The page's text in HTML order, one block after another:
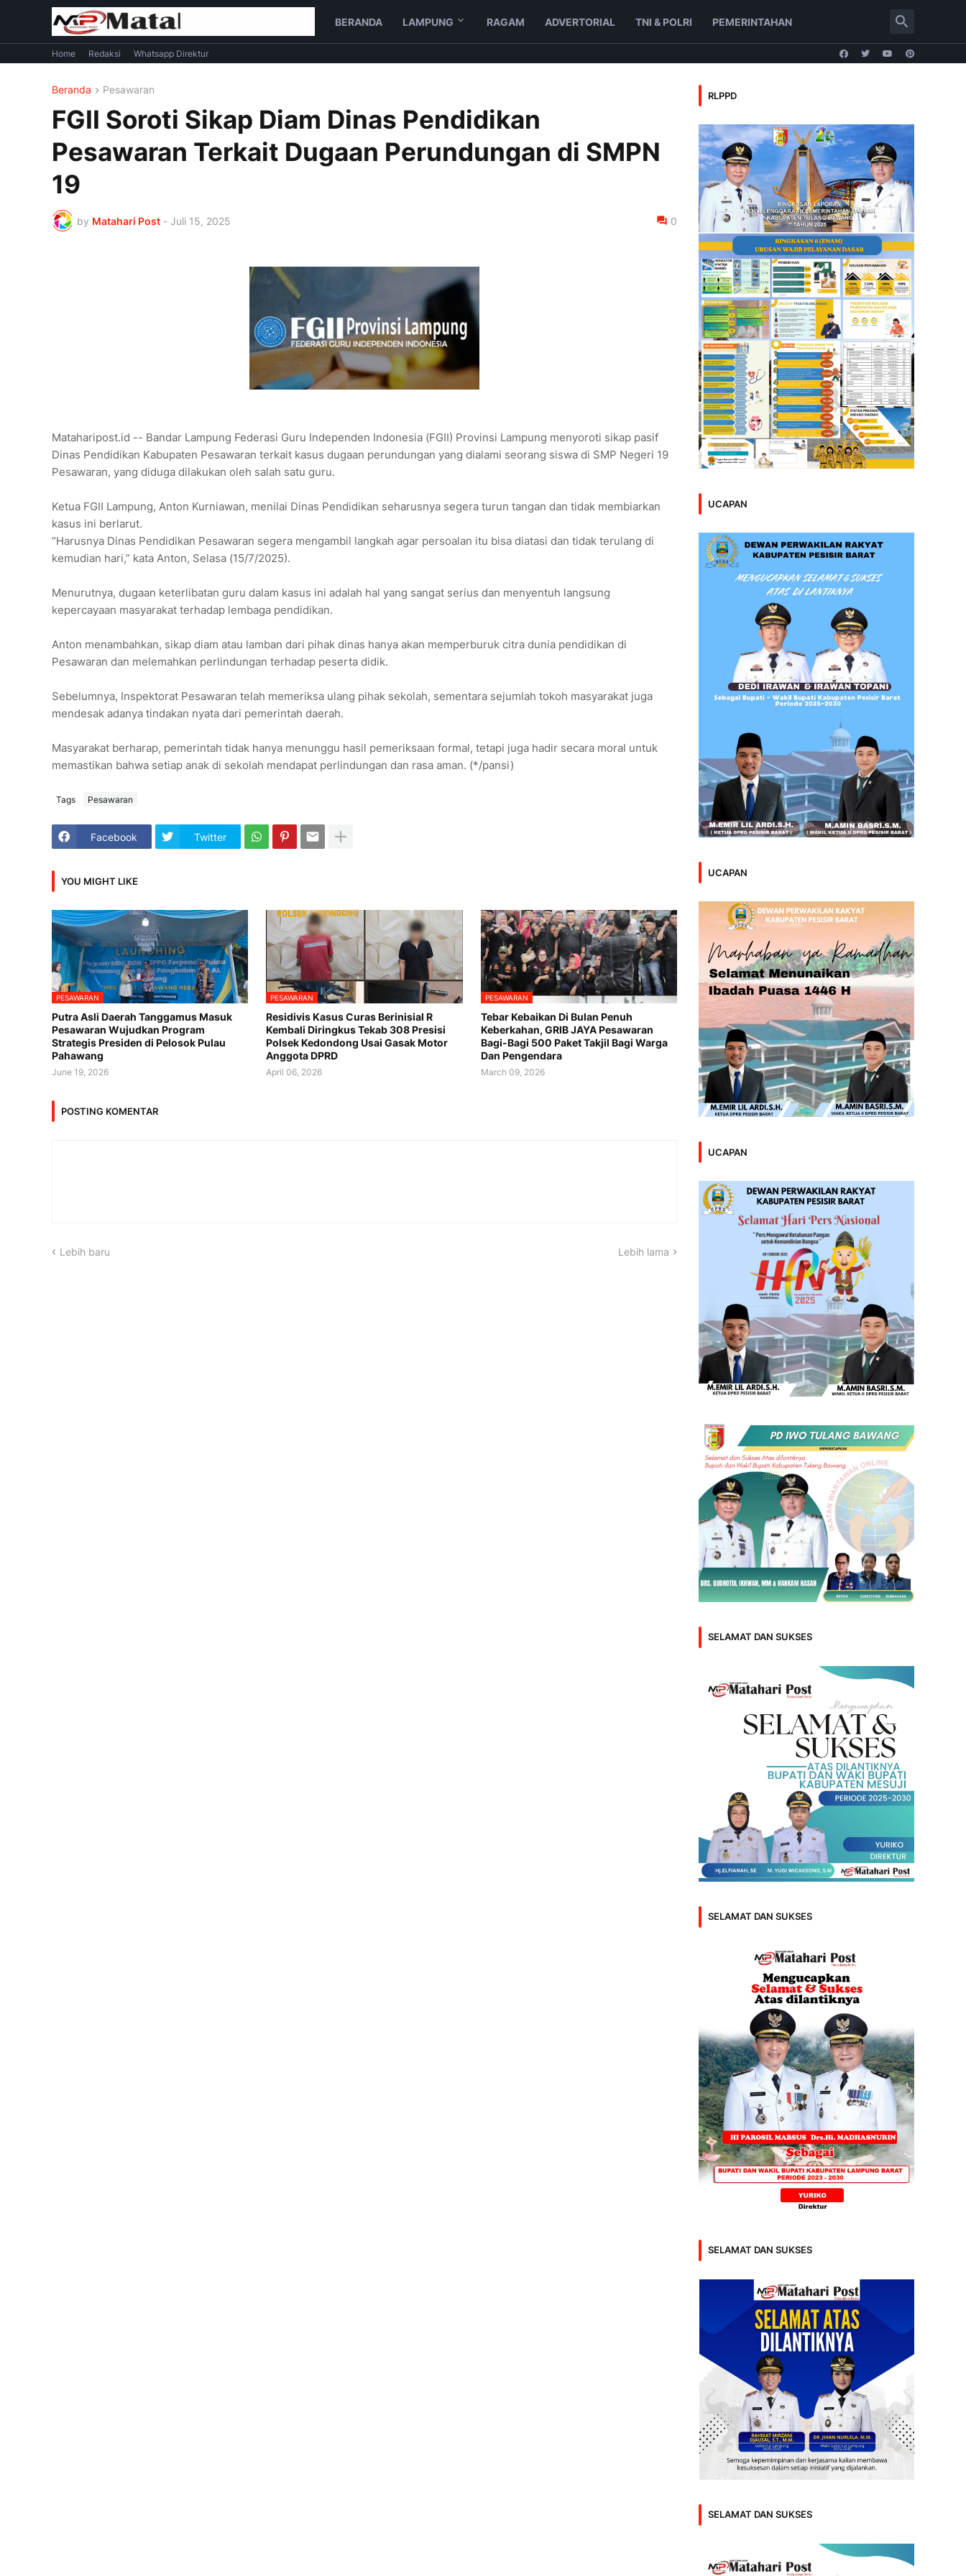
BERANDA LAMPUNG RAGAM ADVERTORIAL TNI & POLRI PEMERINTAHAN
Home Redaksi Whatsapp Direktur
Beranda Pesawaran
FGII Soroti Sikap Diam Dinas Pendidikan
Pesawaran Terkait Dugaan Perundungan di SMPN
19
by Matahari Post - Juli 15, 2025 0
Mataharipost.id -- Bandar Lampung Federasi Guru Independen Indonesia (FGII) Provinsi Lampung menyoroti sikap pasif
Dinas Pendidikan Kabupaten Pesawaran terkait kasus dugaan perundungan yang dialami seorang siswa di SMP Negeri 19
Pesawaran, yang diduga dilakukan oleh salah satu guru.
Ketua FGII Lampung, Anton Kurniawan, menilai Dinas Pendidikan seharusnya segera turun tangan dan tidak membiarkan
kasus ini berlarut.
“Harusnya Dinas Pendidikan Pesawaran segera mengambil langkah agar persoalan itu bisa diatasi dan tidak terulang di
kemudian hari,” kata Anton, Selasa (15/7/2025).
Menurutnya, dugaan keterlibatan guru dalam kasus ini adalah hal yang sangat serius dan menyentuh langsung
kepercayaan masyarakat terhadap lembaga pendidikan.
Anton menambahkan, sikap diam atau lamban dari pihak dinas hanya akan memperburuk citra dunia pendidikan di
Pesawaran dan melemahkan perlindungan terhadap peserta didik.
Sebelumnya, Inspektorat Pesawaran telah memeriksa ulang pihak sekolah, sementara sejumlah tokoh masyarakat juga
mendesak adanya tindakan nyata dari pemerintah daerah.
Masyarakat berharap, pemerintah tidak hanya menunggu hasil pemeriksaan formal, tetapi juga hadir secara moral untuk
memastikan bahwa setiap anak di sekolah mendapat perlindungan dan rasa aman. (*/pansi)
Tags Pesawaran
Facebook Twitter
YOU MIGHT LIKE
PESAWARAN
Putra Asli Daerah Tanggamus Masuk
Pesawaran Wujudkan Program
Strategis Presiden di Pelosok Pulau
Pahawang
June 19, 2026
PESAWARAN
Residivis Kasus Curas Berinisial R
Kembali Diringkus Tekab 308 Presisi
Polsek Kedondong Usai Gasak Motor
Anggota DPRD
April 06, 2026
PESAWARAN
Tebar Kebaikan Di Bulan Penuh
Keberkahan, GRIB JAYA Pesawaran
Bagi-Bagi 500 Paket Takjil Bagi Warga
Dan Pengendara
March 09, 2026
POSTING KOMENTAR
Lebih baru Lebih lama
RLPPD
UCAPAN
UCAPAN
UCAPAN
SELAMAT DAN SUKSES
SELAMAT DAN SUKSES
SELAMAT DAN SUKSES
SELAMAT DAN SUKSES